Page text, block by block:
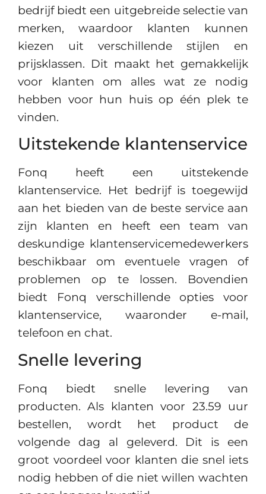
bedrijf biedt een uitgebreide selectie van
merken, waardoor klanten kunnen
kiezen uit verschillende stijlen en
prijsklassen. Dit maakt het gemakkelijk
voor klanten om alles wat ze nodig
hebben voor hun huis op één plek te
vinden.
Uitstekende klantenservice
Fonq heeft een uitstekende
klantenservice. Het bedrijf is toegewijd
aan het bieden van de beste service aan
zijn klanten en heeft een team van
deskundige klantenservicemedewerkers
beschikbaar om eventuele vragen of
problemen op te lossen. Bovendien
biedt Fonq verschillende opties voor
klantenservice, waaronder e-mail,
telefoon en chat.
Snelle levering
Fonq biedt snelle levering van
producten. Als klanten voor 23.59 uur
bestellen, wordt het product de
volgende dag al geleverd. Dit is een
groot voordeel voor klanten die snel iets
nodig hebben of die niet willen wachten